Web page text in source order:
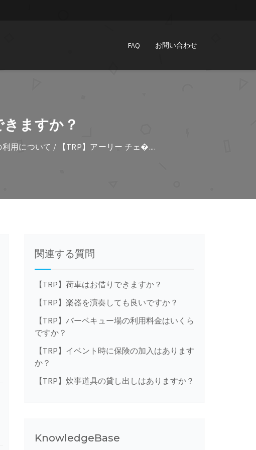
FAQ お問い合わせ
ますか？
用について / 【TRP】アーリー チェ�....
関連する質問
【TRP】荷車はお借りできますか？
【TRP】楽器を演奏しても良いですか？
【TRP】バーベキュー場の利用料金はいくら
ですか？
【TRP】イベント時に保険の加入はあります
か？
【TRP】炊事道具の貸し出しはありますか？
KnowledgeBase